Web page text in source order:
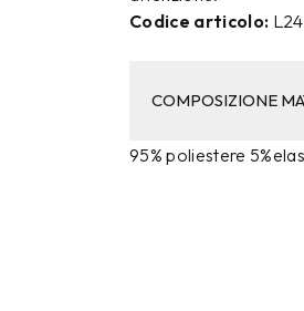
Codice articolo:
COMPOSIZIONE
95% poliestere